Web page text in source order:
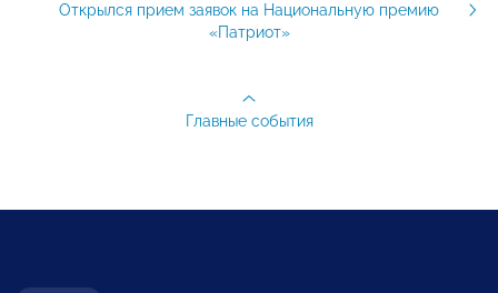
Открылся прием заявок на Национальную премию
«Патриот»
Главные события